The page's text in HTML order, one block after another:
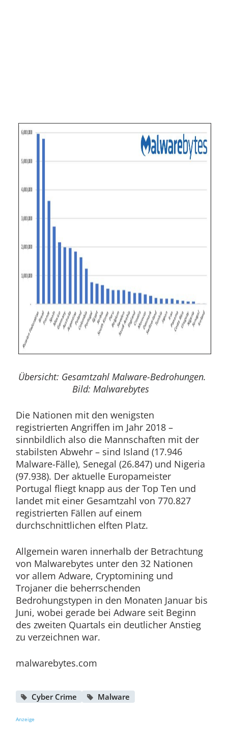
Übersicht: Gesamtzahl Malware-Bedrohungen.
Bild: Malwarebytes
Die Nationen mit den wenigsten
registrierten Angriffen im Jahr 2018 –
sinnbildlich also die Mannschaften mit der
stabilsten Abwehr – sind Island (17.946
Malware-Fälle), Senegal (26.847) und Nigeria
(97.938). Der aktuelle Europameister
Portugal fliegt knapp aus der Top Ten und
landet mit einer Gesamtzahl von 770.827
registrierten Fällen auf einem
durchschnittlichen elften Platz.
Allgemein waren innerhalb der Betrachtung
von Malwarebytes unter den 32 Nationen
vor allem Adware, Cryptomining und
Trojaner die beherrschenden
Bedrohungstypen in den Monaten Januar bis
Juni, wobei gerade bei Adware seit Beginn
des zweiten Quartals ein deutlicher Anstieg
zu verzeichnen war.
malwarebytes.com
Cyber Crime Malware
Anzeige